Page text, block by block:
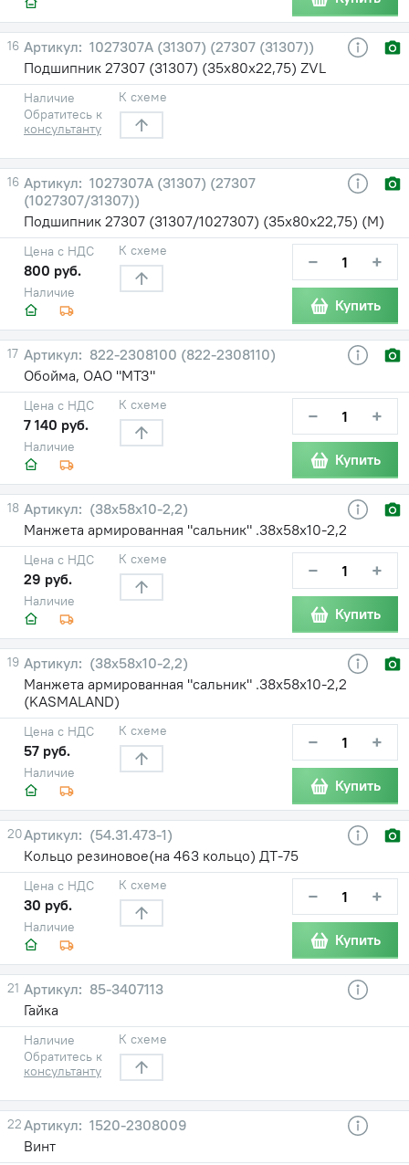
16
1027307А (31307) (27307 (31307))
Подшипник 27307 (31307) (35х80х22,75) ZVL
Наличие
Обратитесь к
консультанту
К схеме
16
1027307А (31307) (27307
(1027307/31307))
Подшипник 27307 (31307/1027307) (35х80х22,75) (М)
Наличие
Цена с НДС
800 руб.
К схеме − +
Купить
17
822-2308100 (822-2308110)
Обойма, ОАО "МТЗ"
Наличие
Цена с НДС
7 140 руб.
К схеме − +
Купить
18
(38х58х10-2,2)
Манжета армированная "сальник" .38х58х10-2,2
Наличие
Цена с НДС
29 руб.
К схеме − +
Купить
19
(38х58х10-2,2)
Манжета армированная "сальник" .38х58х10-2,2
(KASMALAND)
Наличие
Цена с НДС
57 руб.
К схеме − +
Купить
20
(54.31.473-1)
Кольцо резиновое(на 463 кольцо) ДТ-75
Наличие
Цена с НДС
30 руб.
К схеме − +
Купить
21
85-3407113
Гайка
Наличие
Обратитесь к
консультанту
К схеме
22
1520-2308009
Винт